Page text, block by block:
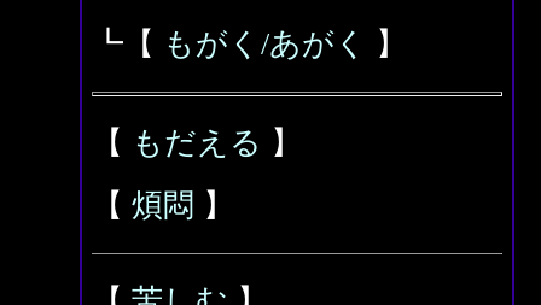
┗【 もがく/あがく 】
【 もだえる 】
【 煩悶 】